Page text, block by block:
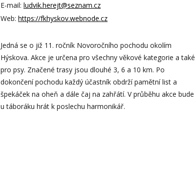
E-mail: ludvik.herejt@seznam.cz
Web: https://fkhyskov.webnode.cz
Jedná se o již 11. ročník Novoročního pochodu okolím
Hýskova. Akce je určena pro všechny věkové kategorie a také
pro psy. Značené trasy jsou dlouhé 3, 6 a 10 km. Po
dokončení pochodu každý účastník obdrží pamětní list a
špekáček na oheň a dále čaj na zahřátí. V průběhu akce bude
u táboráku hrát k poslechu harmonikář.